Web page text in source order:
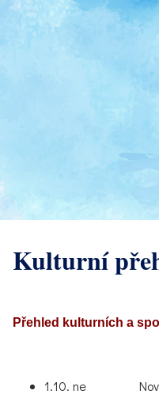
Kulturní
Přehled kulturních a
1.10. ne Nové